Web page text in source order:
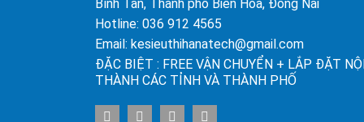
Bình Tân, Thành phố Biên Hòa, Đồng Nai
Hotline: 036 912 4565
Email: kesieuthihanatech@gmail.com
ĐẶC BIỆT : FREE VẬN CHUYỂN + LẮP ĐẶT
THÀNH CÁC TỈNH VÀ THÀNH PHỐ